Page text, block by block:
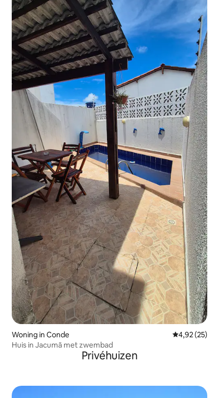
Woning in Conde Gemiddelde
4,92 (25)
Huis in Jacumã met zwembad
Privéhuizen